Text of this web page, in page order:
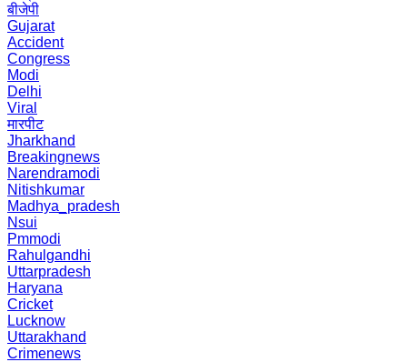
बीजेपी
Gujarat
Accident
Congress
Modi
Delhi
Viral
मारपीट
Jharkhand
Breakingnews
Narendramodi
Nitishkumar
Madhya_pradesh
Nsui
Pmmodi
Rahulgandhi
Uttarpradesh
Haryana
Cricket
Lucknow
Uttarakhand
Crimenews